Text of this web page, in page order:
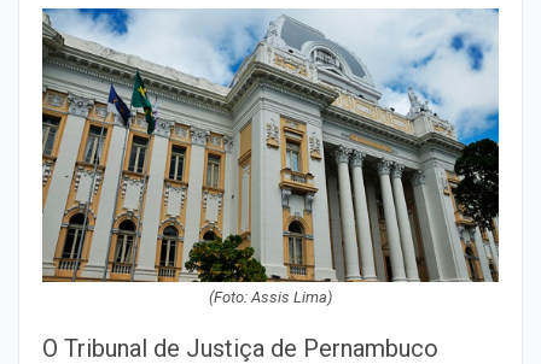
(Foto: Assis Lima)
O Tribunal de Justiça de Pernambuco